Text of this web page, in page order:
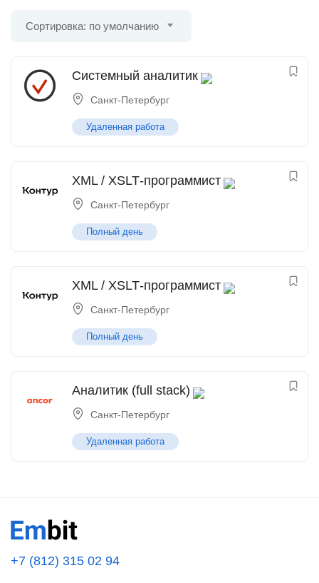
Сортировка: по умолчанию
Системный аналитик
Санкт-Петербург
Удаленная работа
XML / XSLT‑программист
Санкт-Петербург
Полный день
XML / XSLT‑программист
Санкт-Петербург
Полный день
Аналитик (full stack)
Санкт-Петербург
Удаленная работа
+7 (812) 315 02 94